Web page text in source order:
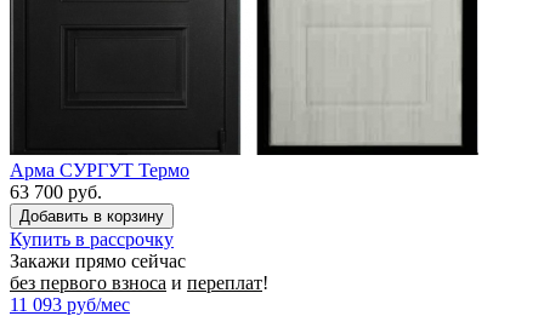
Арма СУРГУТ Термо
63 700 руб.
Купить в рассрочку
Закажи прямо сейчас
без первого взноса и переплат!
11 093 руб/мес